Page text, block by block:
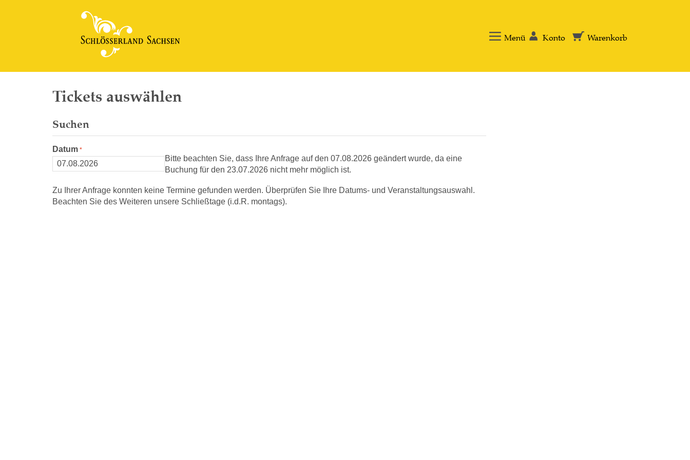
Menü Konto Warenkorb
Tickets auswählen
Suchen
Datum
Bitte beachten Sie, dass Ihre Anfrage auf den 07.08.2026 geändert wurde, da eine
Buchung für den 23.07.2026 nicht mehr möglich ist.
Zu Ihrer Anfrage konnten keine Termine gefunden werden. Überprüfen Sie Ihre Datums- und Veranstaltungsauswahl.
Beachten Sie des Weiteren unsere Schließtage (i.d.R. montags).